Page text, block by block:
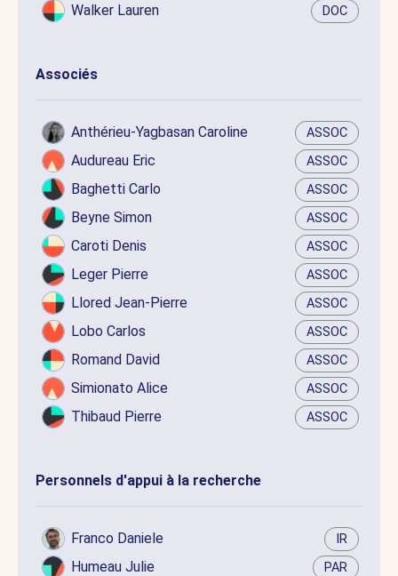
Walker Lauren DOC
Associés
Anthérieu-Yagbasan Caroline ASSOC
Audureau Eric ASSOC
Baghetti Carlo ASSOC
Beyne Simon ASSOC
Caroti Denis ASSOC
Leger Pierre ASSOC
Llored Jean-Pierre ASSOC
Lobo Carlos ASSOC
Romand David ASSOC
Simionato Alice ASSOC
Thibaud Pierre ASSOC
Personnels d'appui à la recherche
Franco Daniele IR
Humeau Julie PAR